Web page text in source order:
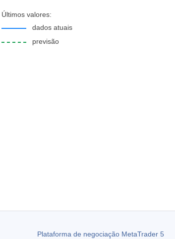
Últimos valores:
dados atuais
previsão
Plataforma de negociação MetaTrader 5